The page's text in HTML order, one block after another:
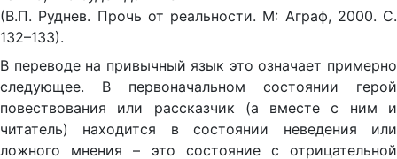
(В.П. Руднев. Прочь от реальности. М: Аграф, 2000. С.
132–133).
В переводе на привычный язык это означает примерно
следующее. В первоначальном состоянии герой
повествования или рассказчик (а вместе с ним и
читатель) находится в состоянии неведения или
ложного мнения – это состояние с отрицательной